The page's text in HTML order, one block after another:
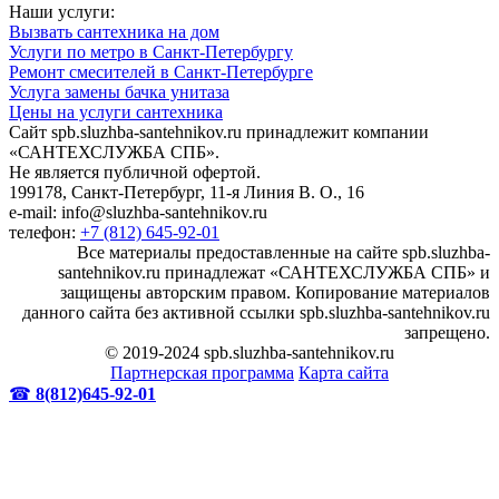
Наши услуги:
Вызвать сантехника на дом
Услуги по метро в Санкт-Петербургу
Ремонт смесителей в Санкт-Петербурге
Услуга замены бачка унитаза
Цены на услуги сантехника
Сайт spb.sluzhba-santehnikov.ru принадлежит компании
«САНТЕХСЛУЖБА СПБ».
Не является публичной офертой.
199178, Санкт-Петербург, 11-я Линия В. О., 16
e-mail: info@sluzhba-santehnikov.ru
телефон: +7 (812) 645-92-01
Все материалы предоставленные на сайте spb.sluzhba-
santehnikov.ru принадлежат «САНТЕХСЛУЖБА СПБ» и
защищены авторским правом. Копирование материалов
данного сайта без активной ссылки spb.sluzhba-santehnikov.ru
запрещено.
© 2019-2024 spb.sluzhba-santehnikov.ru
Партнерская программа Карта сайта
☎ 8(812)645-92-01